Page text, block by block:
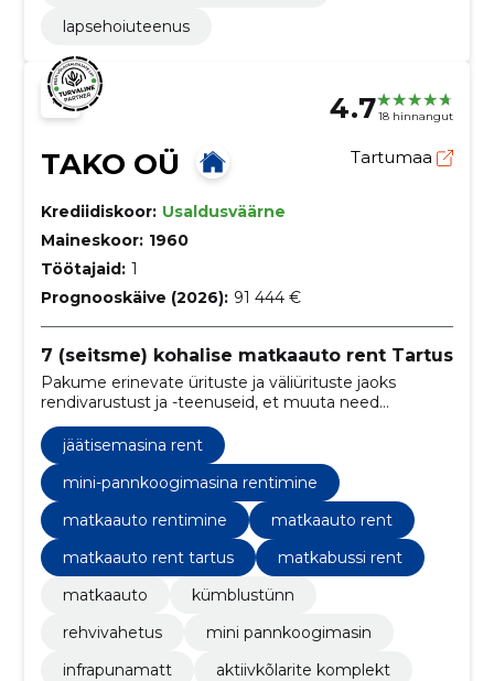
lapsehoiuteenus
4.718 hinnangut
TAKO OÜ Tartumaa
Krediidiskoor: Usaldusväärne
Maineskoor: 1960
Töötajaid: 1
Prognooskäive (2026): 91 444 €
7 (seitsme) kohalise matkaauto rent Tartus
Pakume erinevate ürituste ja väliürituste jaoks
rendivarustust ja -teenuseid, et muuta need
kümblustünnide rent
jäätisemasina rent
mini-pannkoogimasina rentimine
matkaauto rentimine
matkaauto rent
matkaauto rent tartus
matkabussi rent
matkaauto
kümblustünn
rehvivahetus
mini pannkoogimasin
infrapunamatt
aktiivkõlarite komplekt